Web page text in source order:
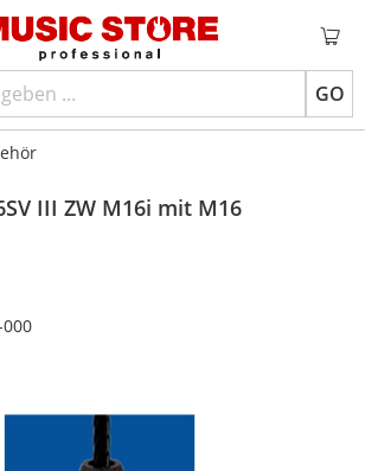
GO
III ZW M16i mit M16
000